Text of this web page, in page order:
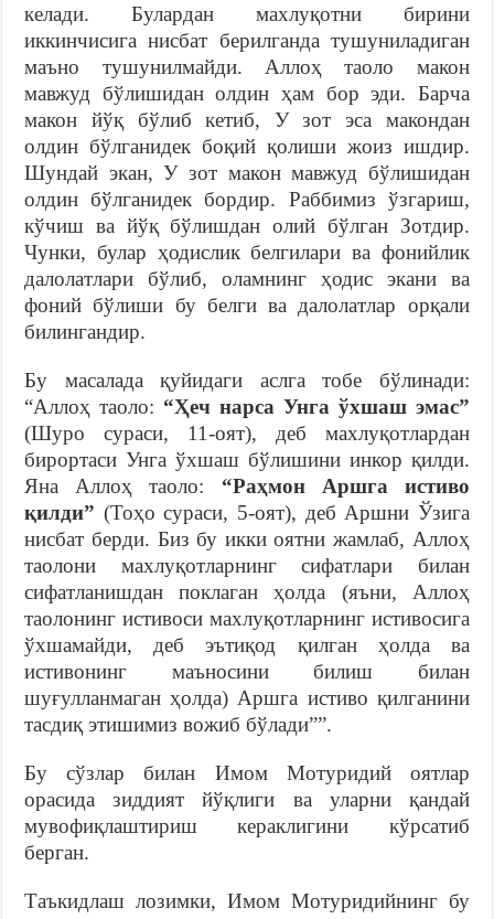
келади. Булардан махлуқотни бирини
иккинчисига нисбат берилганда тушуниладиган
маъно тушунилмайди. Аллоҳ таоло макон
мавжуд бўлишидан олдин ҳам бор эди. Барча
макон йўқ бўлиб кетиб, У зот эса макондан
олдин бўлганидек боқий қолиши жоиз ишдир.
Шундай экан, У зот макон мавжуд бўлишидан
олдин бўлганидек бордир. Раббимиз ўзгариш,
кўчиш ва йўқ бўлишдан олий бўлган Зотдир.
Чунки, булар ҳодислик белгилари ва фонийлик
далолатлари бўлиб, оламнинг ҳодис экани ва
фоний бўлиши бу белги ва далолатлар орқали
билингандир.
Бу масалада қуйидаги аслга тобе бўлинади:
“Аллоҳ таоло: “Ҳеч нарса Унга ўхшаш эмас”
(Шуро сураси, 11-оят), деб махлуқотлардан
бирортаси Унга ўхшаш бўлишини инкор қилди.
Яна Аллоҳ таоло: “Раҳмон Аршга истиво
қилди” (Тоҳо сураси, 5-оят), деб Аршни Ўзига
нисбат берди. Биз бу икки оятни жамлаб, Аллоҳ
таолони махлуқотларнинг сифатлари билан
сифатланишдан поклаган ҳолда (яъни, Аллоҳ
таолонинг истивоси махлуқотларнинг истивосига
ўхшамайди, деб эътиқод қилган ҳолда ва
истивонинг маъносини билиш билан
шуғулланмаган ҳолда) Аршга истиво қилганини
тасдиқ этишимиз вожиб бўлади””.
Бу сўзлар билан Имом Мотуридий оятлар
орасида зиддият йўқлиги ва уларни қандай
мувофиқлаштириш кераклигини кўрсатиб
берган.
Таъкидлаш лозимки, Имом Мотуридийнинг бу